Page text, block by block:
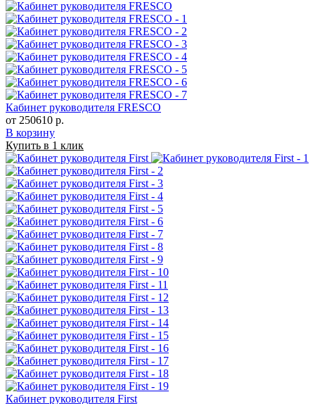
Кабинет руководителя FRESCO
от 250610 р.
В корзину
Купить в 1 клик
Кабинет руководителя First